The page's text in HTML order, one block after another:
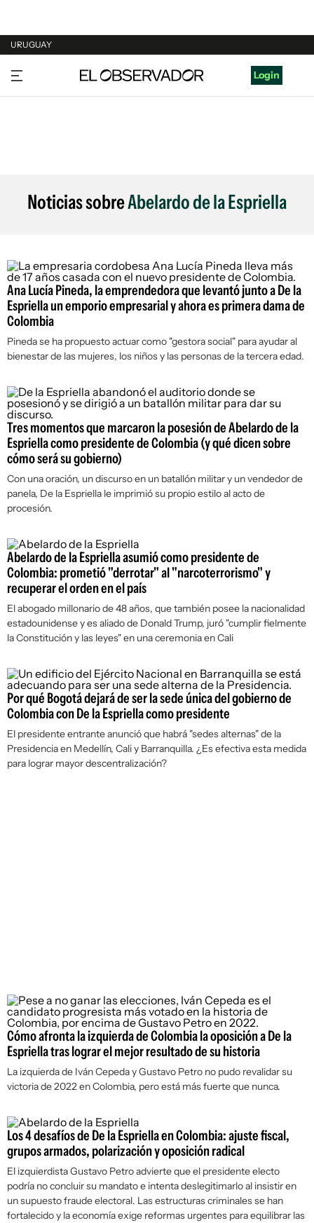
URUGUAY
URUGUAY
ARGENTINA
Login
Noticias sobreAbelardo de la Espriella
Ana Lucía Pineda, la emprendedora que levantó junto a De la
Espriella un emporio empresarial y ahora es primera dama de
Colombia
Pineda se ha propuesto actuar como "gestora social" para ayudar al
bienestar de las mujeres, los niños y las personas de la tercera edad.
Tres momentos que marcaron la posesión de Abelardo de la
Espriella como presidente de Colombia (y qué dicen sobre
cómo será su gobierno)
Con una oración, un discurso en un batallón militar y un vendedor de
panela, De la Espriella le imprimió su propio estilo al acto de
procesión.
Abelardo de la Espriella asumió como presidente de
Colombia: prometió "derrotar" al "narcoterrorismo" y
recuperar el orden en el país
El abogado millonario de 48 años, que también posee la nacionalidad
estadounidense y es aliado de Donald Trump, juró "cumplir fielmente
la Constitución y las leyes" en una ceremonia en Cali
Por qué Bogotá dejará de ser la sede única del gobierno de
Colombia con De la Espriella como presidente
El presidente entrante anunció que habrá "sedes alternas" de la
Presidencia en Medellín, Cali y Barranquilla. ¿Es efectiva esta medida
para lograr mayor descentralización?
Cómo afronta la izquierda de Colombia la oposición a De la
Espriella tras lograr el mejor resultado de su historia
La izquierda de Iván Cepeda y Gustavo Petro no pudo revalidar su
victoria de 2022 en Colombia, pero está más fuerte que nunca.
Los 4 desafíos de De la Espriella en Colombia: ajuste fiscal,
grupos armados, polarización y oposición radical
El izquierdista Gustavo Petro advierte que el presidente electo
podría no concluir su mandato e intenta deslegitimarlo al insistir en
un supuesto fraude electoral. Las estructuras criminales se han
fortalecido y la economía exige reformas urgentes para equilibrar las